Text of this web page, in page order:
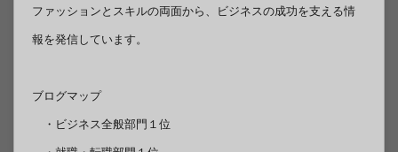
ファッションとスキルの両面から、ビジネスの成功を支える情
報を発信しています。
ブログマップ
・ビジネス全般部門１位